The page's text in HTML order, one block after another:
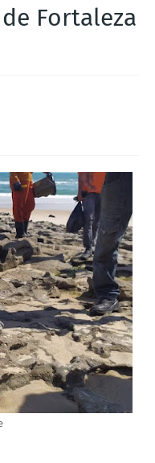
Fortaleza